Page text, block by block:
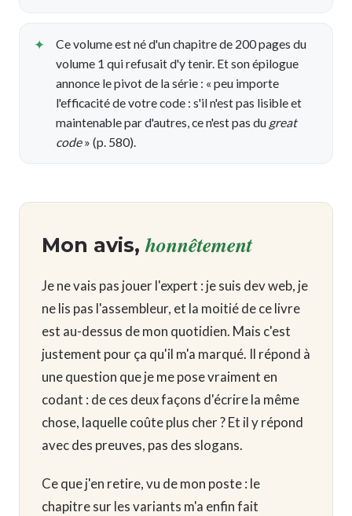
Ce volume est né d'un chapitre de 200 pages du
volume 1 qui refusait d'y tenir. Et son épilogue
annonce le pivot de la série : « peu importe
l'efficacité de votre code : s'il n'est pas lisible et
maintenable par d'autres, ce n'est pas du great
code» (p. 580).
Mon avis, honnêtement
Je ne vais pas jouer l'expert : je suis dev web, je
ne lis pas l'assembleur, et la moitié de ce livre
est au-dessus de mon quotidien. Mais c'est
justement pour ça qu'il m'a marqué. Il répond à
une question que je me pose vraiment en
codant : de ces deux façons d'écrire la même
chose, laquelle coûte plus cher ? Et il y répond
avec des preuves, pas des slogans.
Ce que j'en retire, vu de mon poste : le
chapitre sur les variants m'a enfin fait